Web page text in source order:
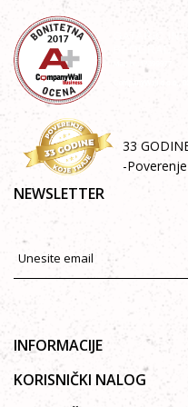
33
-
NEWSLETTER
INFORMACIJE
O nama
KORISNIČKI NALOG